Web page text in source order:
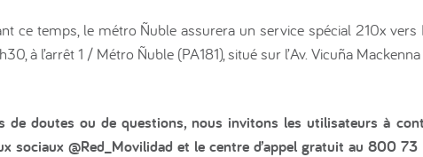
ce temps, le métro Ñuble assurera un service spécial 210x
à l’arrêt 1 / Métro Ñuble (PA181), situé sur l’Av. Vicuña
de doutes ou de questions, nous invitons les utilisateurs à
sociaux @Red_Movilidad et le centre d’appel gratuit au 800